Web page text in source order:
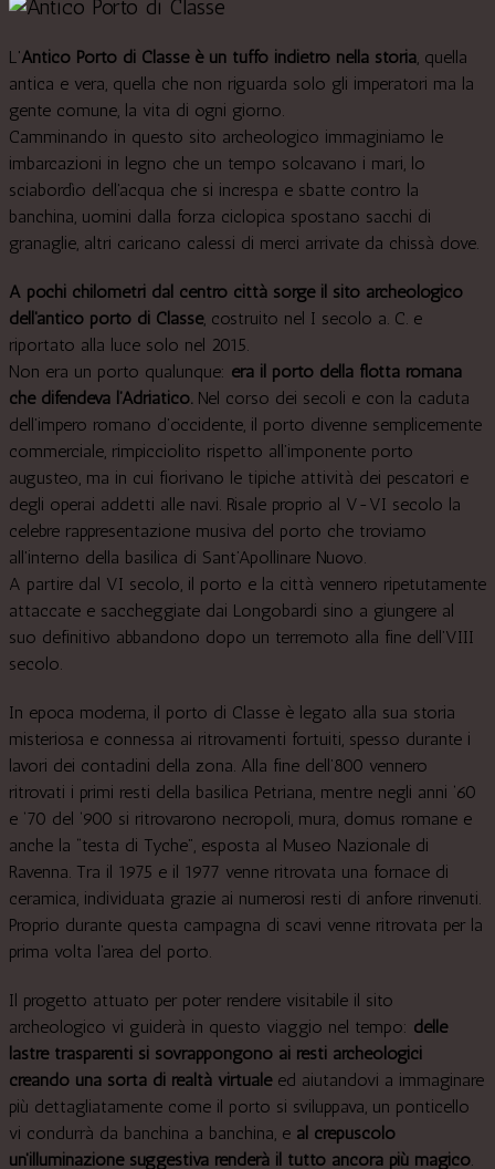
L'Antico Porto di Classe è un tuffo indietro nella storia, quella
antica e vera, quella che non riguarda solo gli imperatori ma la
gente comune, la vita di ogni giorno.
Camminando in questo sito archeologico immaginiamo le
imbarcazioni in legno che un tempo solcavano i mari, lo
sciabordìo dell'acqua che si increspa e sbatte contro la
banchina, uomini dalla forza ciclopica spostano sacchi di
granaglie, altri caricano calessi di merci arrivate da chissà dove.
A pochi chilometri dal centro città sorge il sito archeologico
dell'antico porto di Classe, costruito nel I secolo a. C. e
riportato alla luce solo nel 2015.
Non era un porto qualunque: era il porto della flotta romana
che difendeva l’Adriatico.Nel corso dei secoli e con la caduta
dell’impero romano d’occidente, il porto divenne semplicemente
commerciale, rimpicciolito rispetto all’imponente porto
augusteo, ma in cui fiorivano le tipiche attività dei pescatori e
degli operai addetti alle navi. Risale proprio al V-VI secolo la
celebre rappresentazione musiva del porto che troviamo
all'interno della basilica di Sant’Apollinare Nuovo.
A partire dal VI secolo, il porto e la città vennero ripetutamente
attaccate e saccheggiate dai Longobardi sino a giungere al
suo definitivo abbandono dopo un terremoto alla fine dell’VIII
secolo.
In epoca moderna, il porto di Classe è legato alla sua storia
misteriosa e connessa ai ritrovamenti fortuiti, spesso durante i
lavori dei contadini della zona. Alla fine dell’800 vennero
ritrovati i primi resti della basilica Petriana, mentre negli anni ‘60
e ‘70 del ‘900 si ritrovarono necropoli, mura, domus romane e
anche la “testa di Tyche”, esposta al Museo Nazionale di
Ravenna. Tra il 1975 e il 1977 venne ritrovata una fornace di
ceramica, individuata grazie ai numerosi resti di anfore rinvenuti.
Proprio durante questa campagna di scavi venne ritrovata per la
prima volta l’area del porto.
Il progetto attuato per poter rendere visitabile il sito
archeologico vi guiderà in questo viaggio nel tempo: delle
lastre trasparenti si sovrappongono ai resti archeologici
creando una sorta di realtà virtualeed aiutandovi a immaginare
più dettagliatamente come il porto si sviluppava, un ponticello
vi condurrà da banchina a banchina, e al crepuscolo
un'illuminazione suggestiva renderà il tutto ancora più magico.